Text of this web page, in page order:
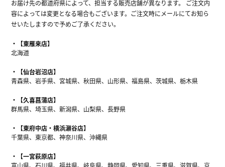
お届け先の都道府県によって、担当する販売店舗が異なります。 ご注文内
容によっては変更となる場合もございます。ご注文時にメールにてお知ら
せいたしますので予めご了承ください。
【東雁来店】
北海道
【仙台岩沼店】
青森県、岩手県、宮城県、秋田県、山形県、福島県、茨城県、栃木県
【久喜菖蒲店】
群馬県、埼玉県、新潟県、山梨県、長野県
【東府中店・横浜瀬谷店】
千葉県、東京都、神奈川県、沖縄県
【一宮萩原店】
富山県、石川県、福井県、岐阜県、静岡県、愛知県、三重県、滋賀県、京